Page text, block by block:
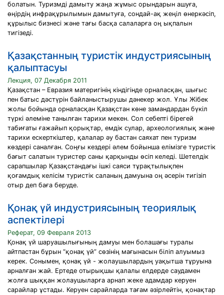
болатын. Туризмді дамыту жаңа жұмыс орындарын ашуға,
өңірдің инфрақұрылымын дамытуға, сондай-ақ жеңіл өнеркәсіп,
құрылыс бизнесі және тағы басқа салаларға оң ықпалын
тигізеді.
Қазақстанның туристік индустриясының
қалыптасуы
Лекция, 07 Декабря 2011
Қазақстан – Евразия материгінің кіндігінде орналасқан, шығыс
пен батыс дәстүрін байланыстырушы дәнекер жол. Ұлы Жібек
жолы бойында орналасқан Қазақстан көне замандардан бүкіл
түркі әлеміне танылған тарихи мекен. Сол себепті бірегей
табиғаты ғажайып қорықтар, емдік сулар, археологиялық және
тарихи ескерткіштер, қалалар әу бастан саяхат пен туризм
көздері саналған. Соңғы кездері әлем бойынша елімізге туристік
бағыт салатын туристер саны қарқынды өсіп келеді. Шетелдік
сарапшылар Қазақстандағы ішкі саяси тұрақтылықпен
қоғамдық келісім туристік саланың дамуына оң әсерін тигізіп
отыр деп баға беруде.
Қонақ үй индустриясының теориялық
аспектілері
Реферат, 09 Февраля 2013
Қонақ үй шаруашылығының дамуы мен болашағы туралы
айтпастан бұрын “қонақ үй” сөзінің мағынасын біліп алуымыз
керек. Сонымен, қонақ үй - жолаушылардың уақытша тұруына
арналған жай. Ертеде отырықшы қалалы елдерде саудамен
жолға шыққан жолаушыларға арнап жеке адамдар керуен
сарайлар ұстады. Керуен сарайларда тағам әзірлейтін, қонақтар